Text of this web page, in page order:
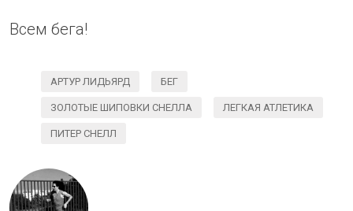
Всем бега!
АРТУР ЛИДЬЯРД БЕГ
ЗОЛОТЫЕ ШИПОВКИ СНЕЛЛА ЛЕГКАЯ АТЛЕТИКА
ПИТЕР СНЕЛЛ